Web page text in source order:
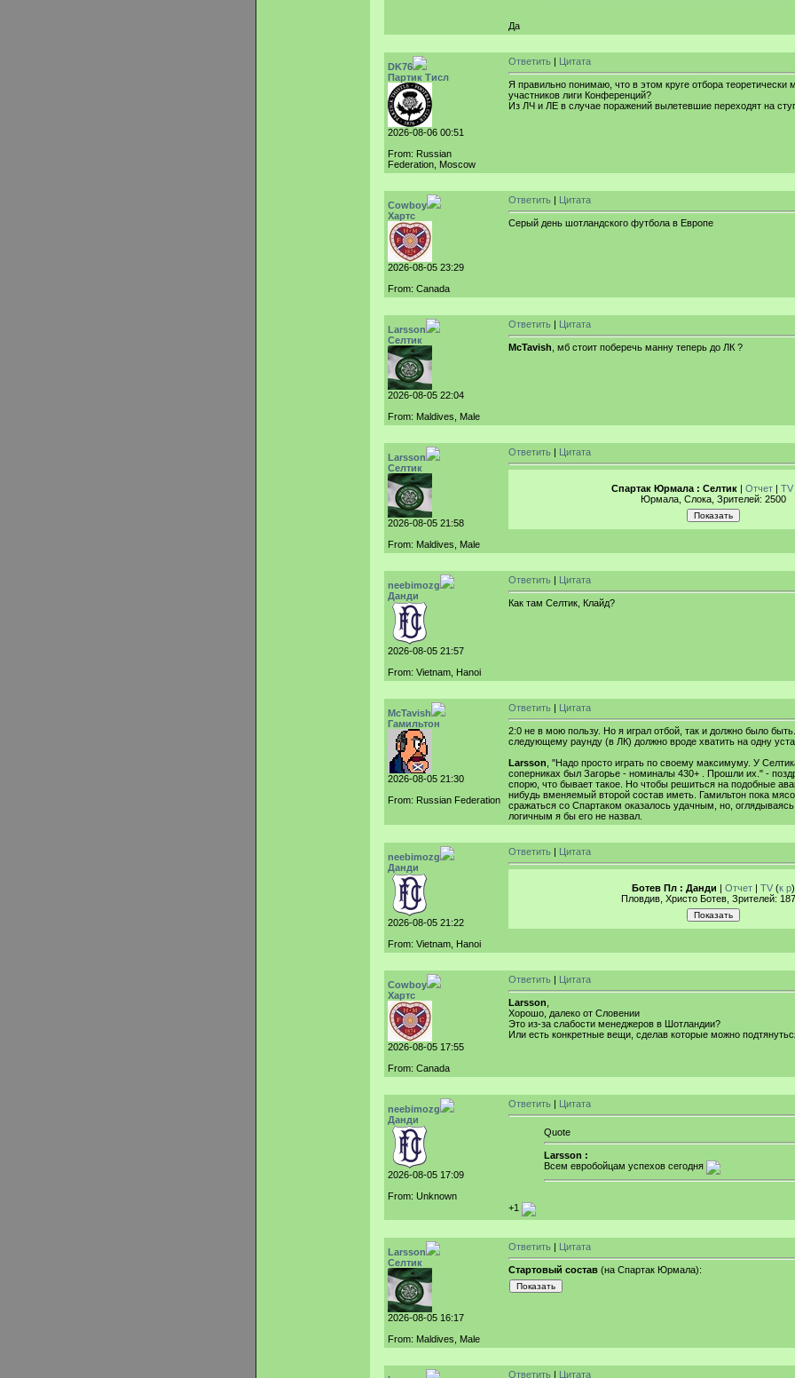
Да
DK76
Партик Тисл
2026-08-06 00:51
From: Russian
Federation, Moscow
Ответить | Цитата
Я правильно понимаю, что в этом круге отбора
участников лиги Конференций?
Из ЛЧ и ЛЕ в случае поражений вылетевшие переходят на
Cowboy
Хартс
2026-08-05 23:29
From: Canada
Ответить | Цитата
Серый день шотландского футбола в Европе
Larsson
Селтик
2026-08-05 22:04
From: Maldives, Male
Ответить | Цитата
McTavish , мб стоит поберечь манну теперь до ЛК ?
Larsson
Селтик
2026-08-05 21:58
From: Maldives, Male
Ответить | Цитата
Спартак Юрмала : Селтик | Отчет | TV
Юрмала, Слока, Зрителей: 2500
neebimozg
Данди
2026-08-05 21:57
From: Vietnam, Hanoi
Ответить | Цитата
Как там Селтик, Клайд?
McTavish
Гамильтон
2026-08-05 21:30
From: Russian Federation
Ответить | Цитата
2:0 не в мою пользу. Но я играл отбой, так и должно было
следующему раунду (в ЛК) должно вроде хватить на одну
Larsson , "Надо просто играть по своему максимуму. У
соперниках был Загорье - номиналы 430+ . Прошли их." -
спорю, что бывает такое. Но чтобы решиться на подобные
нибудь вменяемый второй состав иметь. Гамильтон пока
сражаться со Спартаком оказалось удачным, но,
логичным я бы его не назвал.
neebimozg
Данди
2026-08-05 21:22
From: Vietnam, Hanoi
Ответить | Цитата
Ботев Пл : Данди | Отчет | TV (к р)
Пловдив, Христо Ботев, Зрителей:
Cowboy
Хартс
2026-08-05 17:55
From: Canada
Ответить | Цитата
Larsson
Хорошо, далеко от Словении
Это из-за слабости менеджеров в Шотландии?
Или есть конкретные вещи, сделав которые можно
neebimozg
Данди
2026-08-05 17:09
From: Unknown
Ответить | Цитата
Quote
Larsson :
Всем евробойцам успехов сегодня
+1
Larsson
Селтик
2026-08-05 16:17
From: Maldives, Male
Ответить | Цитата
Стартовый состав (на Спартак Юрмала):
Ответить | Цитата